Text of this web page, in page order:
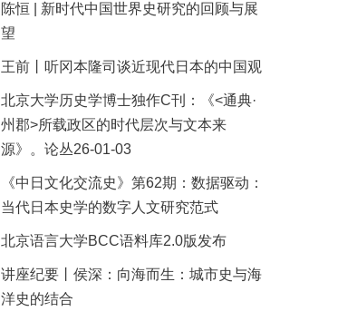
陈恒 | 新时代中国世界史研究的回顾与展
望
王前丨听冈本隆司谈近现代日本的中国观
北京大学历史学博士独作C刊：《<通典·
州郡>所载政区的时代层次与文本来
源》。论丛26-01-03
《中日文化交流史》第62期：数据驱动：
当代日本史学的数字人文研究范式
北京语言大学BCC语料库2.0版发布
讲座纪要丨侯深：向海而生：城市史与海
洋史的结合